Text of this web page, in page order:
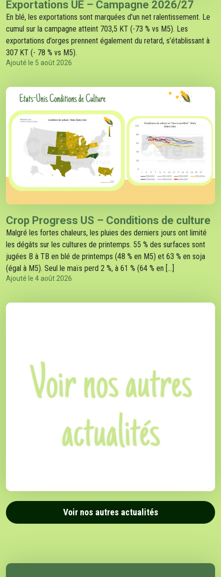
Exportations UE – Campagne 2026/27
En blé, les exportations sont marquées d’un net ralentissement. Le
cumul sur la campagne atteint 703,5 KT (-73 % vs M5). Les
exportations d’orges prennent également du retard, s’établissant à
307 KT (- 78 % vs M5).
Ajouté le 5 août 2026
Crop Progress US – Conditions de culture
Malgré les fortes chaleurs, les pluies des derniers jours ont limité
les dégâts sur les cultures de printemps. 55 % des surfaces sont
jugées B à TB en blé de printemps (48 % en M5) et 63 % en soja
(égal à M5). Seul le maïs perd 2 %, à 61 % (64 % en […]
Ajouté le 4 août 2026
Voir nos autres actualités